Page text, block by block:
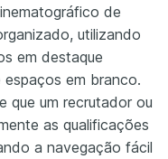
de
utilizando
em destaque
em branco.
que um recrutador ou
as qualificações
a navegação fácil